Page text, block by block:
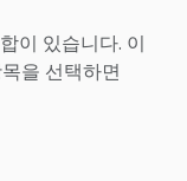
이 있습니다. 이
을 선택하면